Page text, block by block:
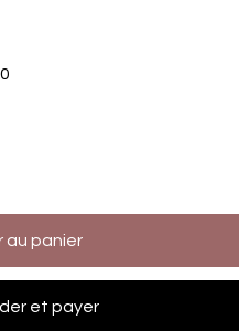
au panier
et payer